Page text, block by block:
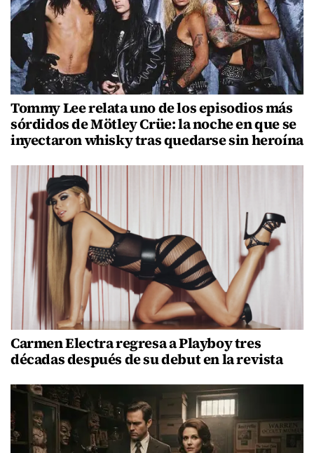
Tommy Lee relata uno de los episodios más
sórdidos de Mötley Crüe: la noche en que se
inyectaron whisky tras quedarse sin heroína
Carmen Electra regresa a Playboy tres
décadas después de su debut en la revista